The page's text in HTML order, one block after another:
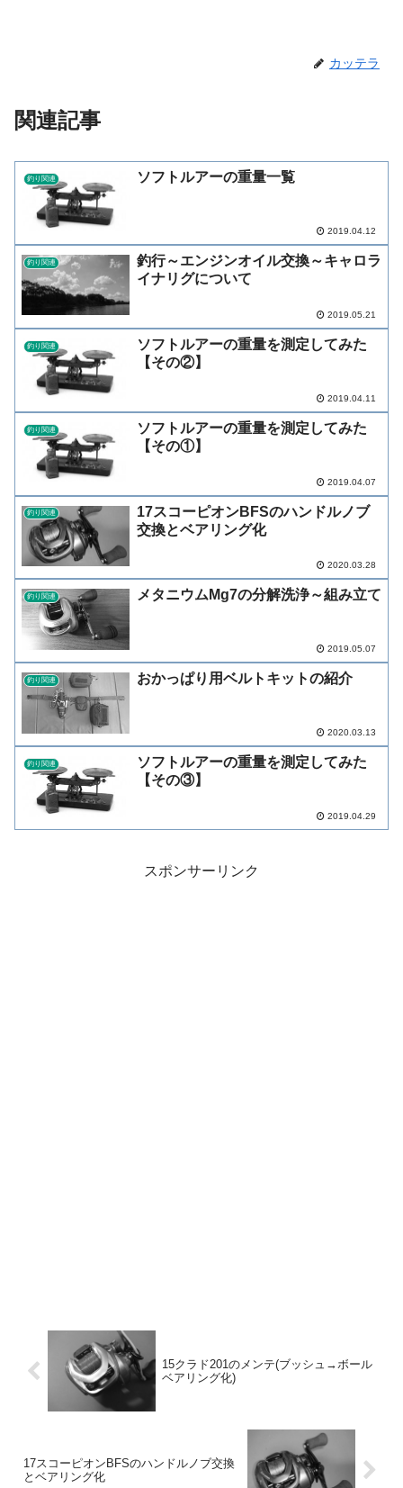
カッテラ
関連記事
釣り関連 ソフトルアーの重量一覧
2019.04.12
釣り関連
釣行～エンジンオイル交換～キャロラ
イナリグについて
2019.05.21
釣り関連
ソフトルアーの重量を測定してみた
【その②】
2019.04.11
釣り関連
ソフトルアーの重量を測定してみた
【その①】
2019.04.07
釣り関連
17スコーピオンBFSのハンドルノブ
交換とベアリング化
2020.03.28
釣り関連 メタニウムMg7の分解洗浄～組み立て
2019.05.07
釣り関連 おかっぱり用ベルトキットの紹介
2020.03.13
釣り関連
ソフトルアーの重量を測定してみた
【その③】
2019.04.29
スポンサーリンク
15クラド201のメンテ(ブッシュ→ボール
ベアリング化)
17スコーピオンBFSのハンドルノブ交換
とベアリング化